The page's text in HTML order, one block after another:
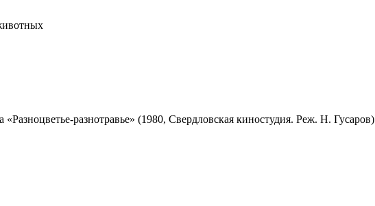
разнотравье» (1980, Свердловская киностудия. Реж. Н. Гусаров)